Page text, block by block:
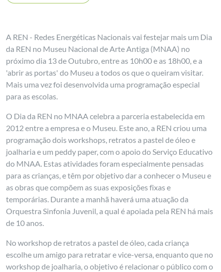
A REN - Redes Energéticas Nacionais vai festejar mais um Dia
da REN no Museu Nacional de Arte Antiga (MNAA) no
próximo dia 13 de Outubro, entre as 10h00 e as 18h00, e a
'abrir as portas' do Museu a todos os que o queiram visitar.
Mais uma vez foi desenvolvida uma programação especial
para as escolas.
O Dia da REN no MNAA celebra a parceria estabelecida em
2012 entre a empresa e o Museu. Este ano, a REN criou uma
programação dois workshops, retratos a pastel de óleo e
joalharia e um peddy paper, com o apoio do Serviço Educativo
do MNAA. Estas atividades foram especialmente pensadas
para as crianças, e têm por objetivo dar a conhecer o Museu e
as obras que compõem as suas exposições fixas e
temporárias. Durante a manhã haverá uma atuação da
Orquestra Sinfonia Juvenil, a qual é apoiada pela REN há mais
de 10 anos.
No workshop de retratos a pastel de óleo, cada criança
escolhe um amigo para retratar e vice-versa, enquanto que no
workshop de joalharia, o objetivo é relacionar o público com o